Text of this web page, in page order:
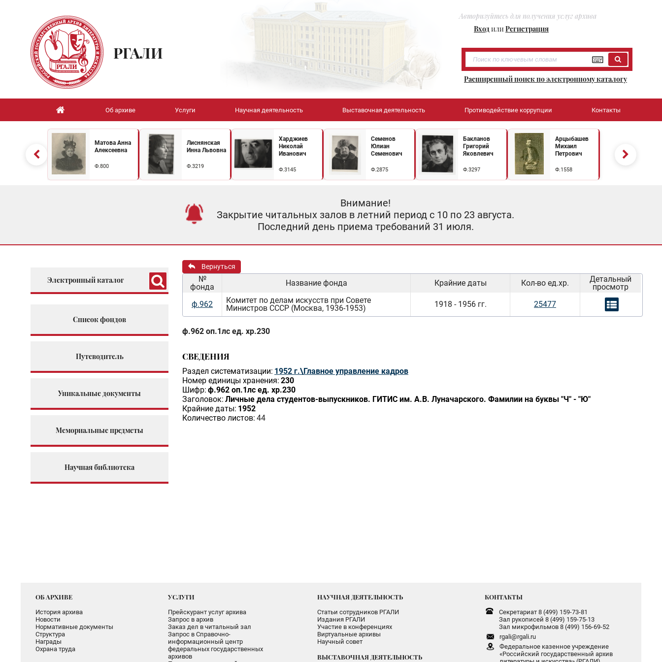
Авторизуйтесь для получения услуг архива
ВходилиРегистрация
РГАЛИ
Расширенный поиск по электронному каталогу
Об архиве Услуги Научная деятельность Выставочная деятельность Противодействие коррупции Контакты
Матова Анна
Алексеевна
Ф.800
Лиснянская
Инна Львовна
Ф.3219
Харджиев
Николай
Иванович
Ф.3145
Семенов
Юлиан
Семенович
Ф.2875
Бакланов
Григорий
Яковлевич
Ф.3297
Арцыбашев
Михаил
Петрович
Ф.1558
Внимание!
Закрытие читальных залов в летний период с 10 по 23 августа.
Последний день приема требований 31 июля.
Электронный каталог
Список фондов
Путеводитель
Уникальные документы
Мемориальные предметы
Научная библиотека
Вернуться
№
фонда
Название фонда Крайние даты Кол-во ед.хр.
Детальный
просмотр
ф.962
Комитет по делам искусств при Совете
Министров СССР (Москва, 1936-1953)
1918 - 1956 гг. 25477
ф.962 оп.1лс ед. хр.230
СВЕДЕНИЯ
Раздел систематизации: 1952 г.\Главное управление кадров
Номер единицы хранения: 230
Шифр: ф.962 оп.1лс ед. хр.230
Заголовок: Личные дела студентов-выпускников. ГИТИС им. А.В. Луначарского. Фамилии на буквы "Ч" - "Ю"
Крайние даты: 1952
Количество листов: 44
ОБ АРХИВЕ
История архива
Новости
Нормативные документы
Структура
Награды
Охрана труда
УСЛУГИ
Прейскурант услуг архива
Запрос в архив
Заказ дел в читальный зал
Запрос в Справочно-
информационный центр
федеральных государственных
архивов
НАУЧНАЯ ДЕЯТЕЛЬНОСТЬ
Статьи сотрудников РГАЛИ
Издания РГАЛИ
Участие в конференциях
Виртуальные архивы
Научный совет
ВЫСТАВОЧНАЯ ДЕЯТЕЛЬНОСТЬ
КОНТАКТЫ
Секретариат 8 (499) 159-73-81
Зал рукописей 8 (499) 159-75-13
Зал микрофильмов 8 (499) 156-69-52
rgali@rgali.ru
Федеральное казенное учреждение
«Российский государственный архив